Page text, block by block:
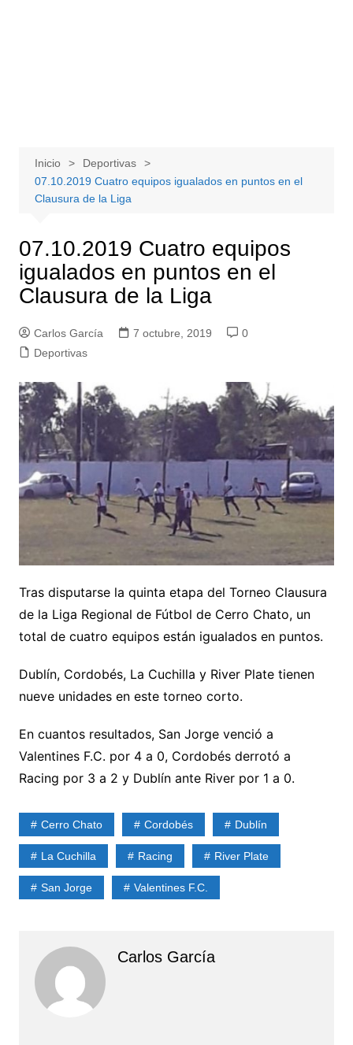
Inicio
Deportivas
07.10.2019 Cuatro equipos igualados en puntos en el
Clausura de la Liga
07.10.2019 Cuatro equipos
igualados en puntos en el
Clausura de la Liga
Carlos García 7 octubre, 2019
0
Deportivas
Tras disputarse la quinta etapa del Torneo Clausura
de la Liga Regional de Fútbol de Cerro Chato, un
total de cuatro equipos están igualados en puntos.
Dublín, Cordobés, La Cuchilla y River Plate tienen
nueve unidades en este torneo corto.
En cuantos resultados, San Jorge venció a
Valentines F.C. por 4 a 0, Cordobés derrotó a
Racing por 3 a 2 y Dublín ante River por 1 a 0.
Cerro Chato Cordobés Dublín
La Cuchilla Racing River Plate
San Jorge Valentines F.C.
Carlos García